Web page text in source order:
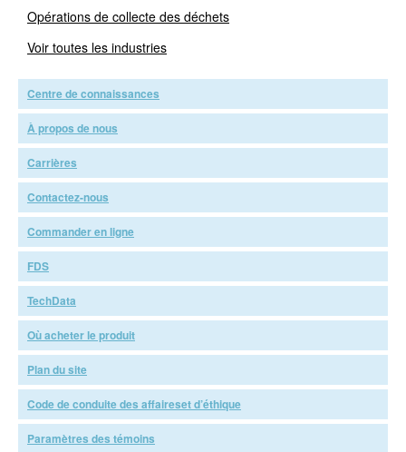
Opérations de collecte des déchets
Voir toutes les industries
Centre de connaissances
À propos de nous
Carrières
Contactez-nous
Commander en ligne
FDS
TechData
Où acheter le produit
Plan du site
Code de conduite des affaireset d’éthique
Paramètres des témoins